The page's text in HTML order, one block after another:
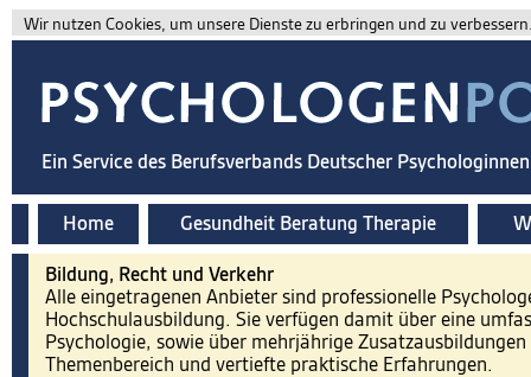
Wir nutzen Cookies, um unsere Dienste zu erbringen und zu
Ein Service des Berufsverbands Deutscher
Home Gesundheit Beratung Therapie
Bildung, Recht und Verkehr
Alle eingetragenen Anbieter sind professionelle
Hochschulausbildung. Sie verfügen damit über eine
Psychologie, sowie über mehrjährige
Themenbereich und vertiefte praktische Erfahrungen.